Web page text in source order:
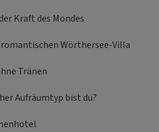
Kraft des Mondes
romantischen Wörthersee-Villa
Tränen
Aufräumtyp bist du?